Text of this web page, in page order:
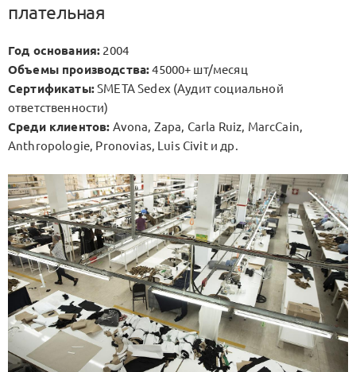
плательная
Год основания: 2004
Объемы производства:45000+ шт/месяц
Сертификаты:SMETA Sedex (Аудит социальной
ответственности)
Среди клиентов: Avona, Zapa, Carla Ruiz, MarcCain,
Anthropologie, Pronovias, Luis Civit и др.